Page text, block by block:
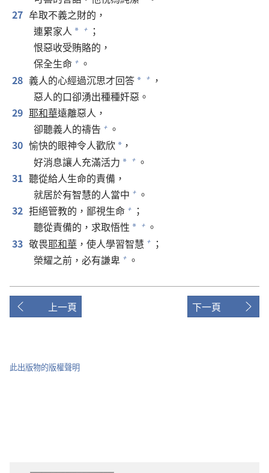
27 牟取不義之財的，
連累家人 * +
；
恨惡收受賄賂的，
保全生命 + 。
28 義人的心經過沉思才回答 * +
，
惡人的口卻湧出種種奸惡。
29 耶和華遠離惡人，
卻聽義人的禱告 + 。
30 愉快的眼神令人歡欣 * ，
好消息讓人充滿活力 * + 。
31 聽從給人生命的責備，
就居於有智慧的人當中 + 。
32 拒絕管教的，鄙視生命 +
；
聽從責備的，求取悟性 * + 。
33 敬畏耶和華 ，使人學習智慧 +
；
榮耀之前，必有謙卑 + 。
上一頁 下一頁
此出版物的版權聲明